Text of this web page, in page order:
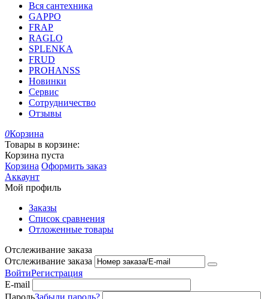
Вся сантехника
GAPPO
FRAP
RAGLO
SPLENKA
FRUD
PROHANSS
Новинки
Сервис
Сотрудничество
Отзывы
0Корзина
Товары в корзине:
Корзина пуста
Корзина Оформить заказ
Аккаунт
Мой профиль
Заказы
Список сравнения
Отложенные товары
Отслеживание заказа
Отслеживание заказа
ВойтиРегистрация
E-mail
ПарольЗабыли пароль?